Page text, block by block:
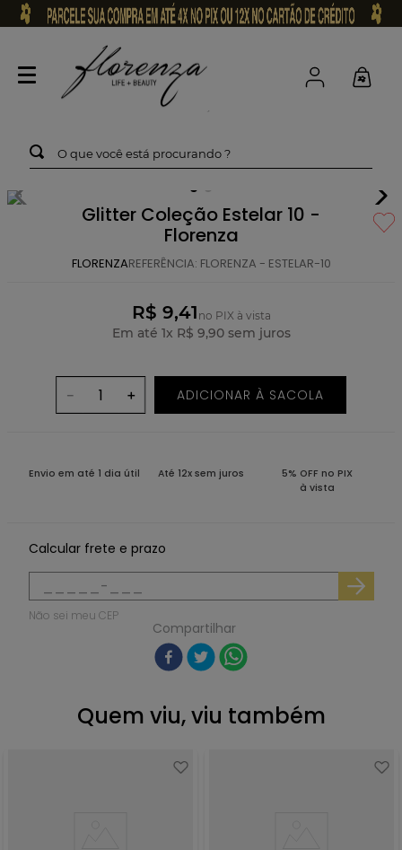
O que você está procurando ?
Glitter Coleção Estelar 10 -
Florenza
FLORENZAREFERÊNCIA: FLORENZA - ESTELAR-10
R$ 9,41 no PIX à vista
Em até 1x R$ 9,90sem juros
＋
－ ADICIONAR À SACOLA
Envio em até 1 dia útil Até 12x sem juros
5% OFF no PIX
à vista
Calcular frete e prazo
Não sei meu CEP
Compartilhar
Quem viu, viu também